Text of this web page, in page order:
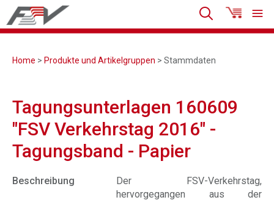
Home > Produkte und Artikelgruppen > Stammdaten
Tagungsunterlagen 160609
"FSV Verkehrstag 2016" -
Tagungsband - Papier
Beschreibung
Der FSV-Verkehrstag,
hervorgegangen aus der